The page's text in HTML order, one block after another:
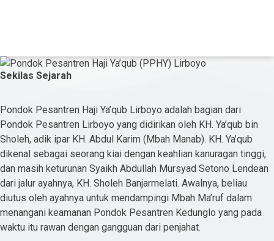
Sekilas Sejarah
Pondok Pesantren Haji Ya’qub Lirboyo adalah bagian dari
Pondok Pesantren Lirboyo yang didirikan oleh KH. Ya’qub bin
Sholeh, adik ipar KH. Abdul Karim (Mbah Manab). KH. Ya’qub
dikenal sebagai seorang kiai dengan keahlian kanuragan tinggi,
dan masih keturunan Syaikh Abdullah Mursyad Setono Lendean
dari jalur ayahnya, KH. Sholeh Banjarmelati. Awalnya, beliau
diutus oleh ayahnya untuk mendampingi Mbah Ma’ruf dalam
menangani keamanan Pondok Pesantren Kedunglo yang pada
waktu itu rawan dengan gangguan dari penjahat.